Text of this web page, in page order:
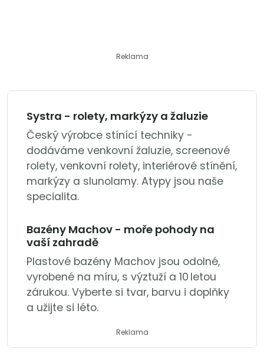
Reklama
Systra - rolety, markýzy a žaluzie
Český výrobce stínící techniky -
dodáváme venkovní žaluzie, screenové
rolety, venkovní rolety, interiérové stínění,
markýzy a slunolamy. Atypy jsou naše
specialita.
Bazény Machov - moře pohody na
vaší zahradě
Plastové bazény Machov jsou odolné,
vyrobené na míru, s výztuží a 10 letou
zárukou. Vyberte si tvar, barvu i doplňky
a užijte si léto.
Reklama